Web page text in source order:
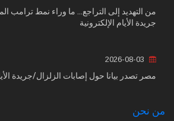
من التهديد إلى التراجع... ما وراء نمط ترامب
جريدة الأيام الإلكترونية
مصر تصدر بيانا حول إصابات الزلزال/جريدة
من نحن